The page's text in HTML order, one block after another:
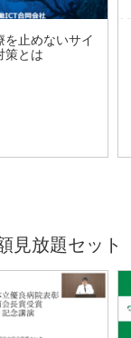
を止めないサイ
策とは
見放題セット